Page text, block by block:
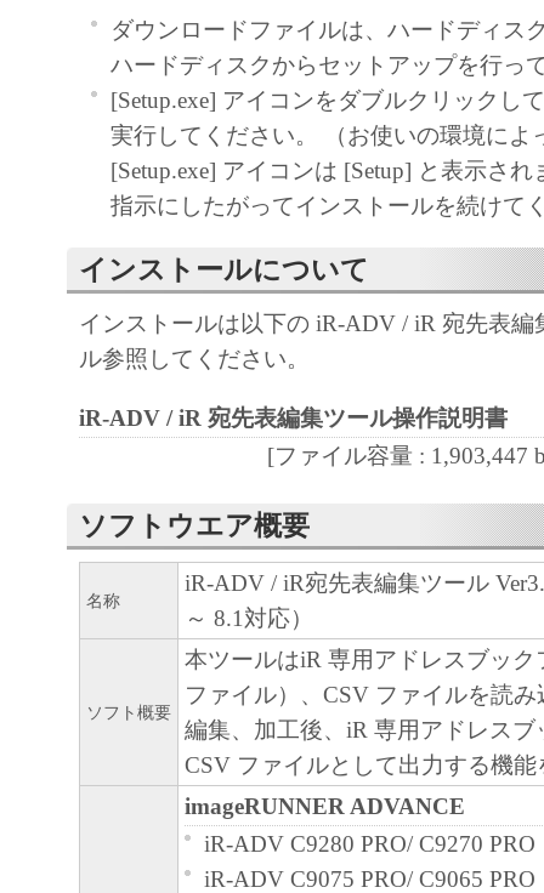
以上
ダウンロードファイルは、ハードディス
ハードディスクからセットアップを行っ
[Setup.exe] アイコンをダブルクリックし
実行してください。 （お使いの環境によ
[Setup.exe] アイコンは [Setup] と表示さ
指示にしたがってインストールを続けて
インストールについて
インストールは以下の iR-ADV / iR 宛先表編
ル参照してください。
iR-ADV / iR 宛先表編集ツール操作説明書
[ファイル容量 : 1,903,447
ソフトウエア概要
名称
iR-ADV / iR宛先表編集ツール
～ 8.1対応）
ソフト概要
本ツールはiR 専用アドレスブッ
ファイル）、CSV ファイルを読
編集、加工後、iR 専用アドレスブ
CSV ファイルとして出力する機
imageRUNNER ADVANCE
iR-ADV C9280 PRO/ C9270 PRO
iR-ADV C9075 PRO/ C9065 PRO